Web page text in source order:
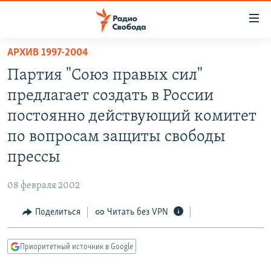
упрощенного
доступа
основному
содержанию
главной
навигации
Вернутся
поиску
ПРОГРАММЫ
ПОДКАСТЫ
АВТОРСКИЕ ПРОЕКТЫ
МНЕНИЯ
IDEL.РЕАЛИИ
КАВКАЗ.РЕАЛИИ
СЕВЕР.РЕАЛИИ
АРХИВ 1997-2004
Партия "Союз правых сил"
предлагает создать в России
постоянно действующий комитет
по вопросам защиты свободы
прессы
08 февраля 2002
Поделиться Читать без VPN
Приоритетный источник в Google